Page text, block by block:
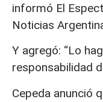
informó El
Noticias
Y agregó: “Lo
responsabilidad
Cepeda anunció